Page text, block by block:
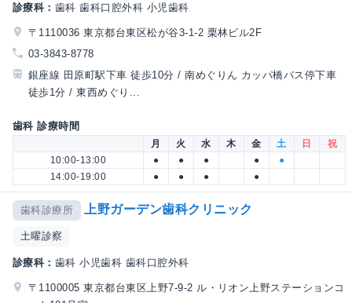
診療科： 歯科 歯科口腔外科 小児歯科
〒1110036 東京都台東区松が谷3-1-2 栗林ビル2F
03-3843-8778
銀座線 田原町駅下車 徒歩10分 / 南めぐりん カッパ橋バス停下車
徒歩1分 / 東西めぐり...
歯科 診療時間
月 火 水 木 金 土 日
祝
10:00-13:00
● ● ● ●
●
14:00-19:00
● ● ● ●
歯科診療所 上野ガーデン歯科クリニック
土曜診察
診療科： 歯科 小児歯科 歯科口腔外科
〒1100005 東京都台東区上野7-9-2 ル・リオン上野ステーションコ